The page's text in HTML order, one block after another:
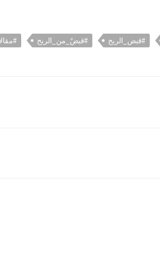
#قبض_الريح #قبضٌ_من_الريح